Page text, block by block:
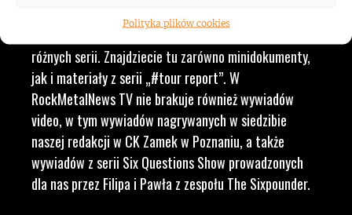
Polityka plików cookies
RockMetalNews TV to ogólny dział, w którym
przekrojowo prezentujemy nasze realizacje video z
różnych serii. Znajdziecie tu zarówno minidokumenty,
jak i materiały z serii „#tour report”. W
RockMetalNews TV nie brakuje również wywiadów
video, w tym wywiadów nagrywanych w siedzibie
naszej redakcji w CK Zamek w Poznaniu, a także
wywiadów z serii Six Questions Show prowadzonych
dla nas przez Filipa i Pawła z zespołu The Sixpounder.